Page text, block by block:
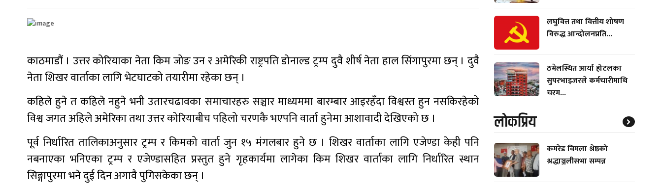
काठमाडौं । उत्तर कोरियाका नेता किम जोङ उन र अमेरिकी राष्ट्रपति डोनाल्ड ट्रम्प दुवै शीर्ष नेता हाल सिंगापुरमा छन् । दुवै
नेता शिखर वार्ताका लागि भेटघाटको तयारीमा रहेका छन् ।
कहिले हुने त कहिले नहुने भनी उतारचढावका समाचारहरु सञ्चार माध्यममा बारम्बार आइरहँदा विश्वस्त हुन नसकिरहेको
विश्व जगत अहिले अमेरिका तथा उत्तर कोरियाबीच पहिलो चरणकै भएपनि वार्ता हुनेमा आशावादी देखिएको छ ।
पूर्व निर्धारित तालिकाअनुसार ट्रम्प र किमको वार्ता जुन १५ मंगलबार हुने छ । शिखर वार्ताका लागि एजेण्डा केही पनि
नबनाएका भनिएका ट्रम्प र एजेण्डासहित प्रस्तुत हुने गृहकार्यमा लागेका किम शिखर वार्ताका लागि निर्धारित स्थान
सिङ्गापुरमा भने दुई दिन अगावै पुगिसकेका छन् ।
लघुवित्त तथा वित्तीय शोषण
विरुद्ध आन्दोलनप्रति...
ठमेलस्थित आर्या होटलका
सुपरभाइजरले कर्मचारीमाथि
चरम...
लाेकप्रिय
कमरेड विमला श्रेष्ठको
श्रद्धाञ्जलीसभा सम्पन्न